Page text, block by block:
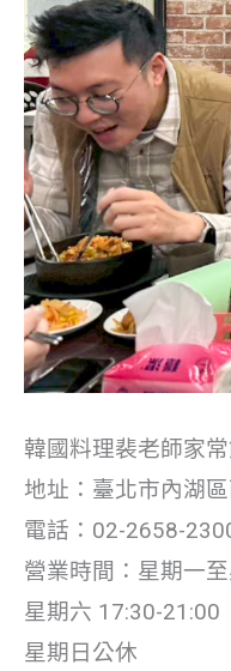
韓國料理裴老師家
地址：臺北市內湖
電話：02-2658-
營業時間：星期一
星期六 17:30-21:00
星期日公休